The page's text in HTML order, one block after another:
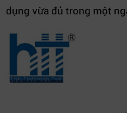
dụng vừa đủ trong một